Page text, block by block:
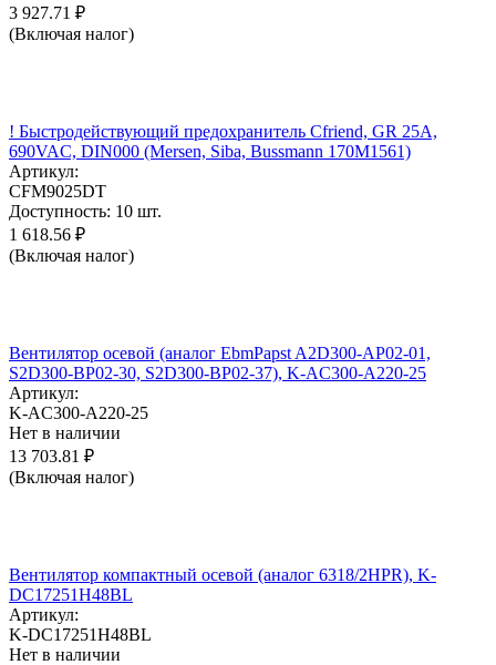
3 927.71 ₽
(Включая налог)
! Быстродействующий предохранитель Cfriend, GR 25А,
690VAC, DIN000 (Mersen, Siba, Bussmann 170M1561)
Артикул:
CFM9025DT
Доступность: 10 шт.
1 618.56 ₽
(Включая налог)
Вентилятор осевой (аналог EbmPapst A2D300-AP02-01,
S2D300-BP02-30, S2D300-BP02-37), K-AC300-A220-25
Артикул:
K-AC300-A220-25
Нет в наличии
13 703.81 ₽
(Включая налог)
Вентилятор компактный осевой (аналог 6318/2HPR), K-
DC17251H48BL
Артикул:
K-DC17251H48BL
Нет в наличии